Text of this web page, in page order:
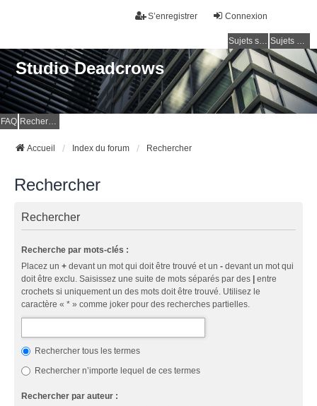
Connexion
S’enregistrer
Sujets sans réponse Sujets actifs
Studio Deadcrows
FAQ Rechercher
Accueil Index du forum Rechercher
Rechercher
Rechercher
Recherche par mots-clés :
Placez un + devant un mot qui doit être trouvé et un - devant un mot qui
doit être exclu. Saisissez une suite de mots séparés par des | entre
crochets si uniquement un des mots doit être trouvé. Utilisez le
caractère « * » comme joker pour des recherches partielles.
Rechercher tous les termes
Rechercher n’importe lequel de ces termes
Rechercher par auteur :